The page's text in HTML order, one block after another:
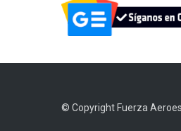
© Copyright Fuerza